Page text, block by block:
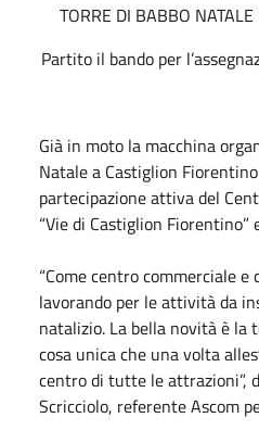
TORRE DI BABBO
Partito il bando per
Già in moto la macchina
Natale a Castiglion
partecipazione attiva del
“Vie di Castiglion Fiorentino”
“Come centro commerciale
lavorando per le attività da
natalizio. La bella novità è la
cosa unica che una volta
centro di tutte le attrazioni”,
Scricciolo, referente Ascom